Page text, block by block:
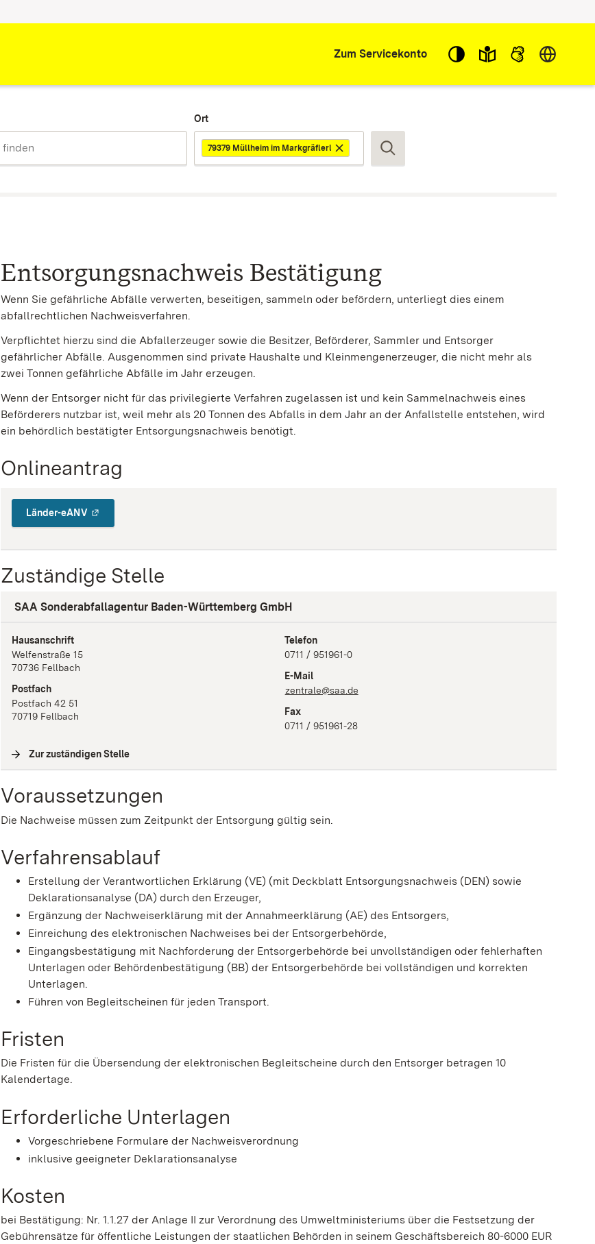
Zum Servicekonto Sprache
Ort
79379 Müllheim im Markgräflerland
Suchen
Entsorgungsnachweis Bestätigung
Wenn Sie gefährliche Abfälle verwerten, beseitigen, sammeln oder befördern, unterliegt dies einem
abfallrechtlichen Nachweisverfahren.
Verpflichtet hierzu sind die Abfallerzeuger sowie die Besitzer, Beförderer, Sammler und Entsorger
gefährlicher Abfälle. Ausgenommen sind private Haushalte und Kleinmengenerzeuger, die nicht mehr als
zwei Tonnen gefährliche Abfälle im Jahr erzeugen.
Wenn der Entsorger nicht für das privilegierte Verfahren zugelassen ist und kein Sammelnachweis eines
Beförderers nutzbar ist, weil mehr als 20 Tonnen des Abfalls in dem Jahr an der Anfallstelle entstehen, wird
ein behördlich bestätigter Entsorgungsnachweis benötigt.
Onlineantrag
Länder-eANV
Zuständige Stelle
SAA Sonderabfallagentur Baden-Württemberg GmbH
Hausanschrift
Welfenstraße 15
70736 Fellbach
Postfach
Postfach 42 51
70719 Fellbach
Telefon
0711 / 951961-0
E-Mail
zentrale@saa.de
Fax
0711 / 951961-28
Zur zuständigen Stelle
Voraussetzungen
Die Nachweise müssen zum Zeitpunkt der Entsorgung gültig sein.
Verfahrensablauf
Erstellung der Verantwortlichen Erklärung (VE) (mit Deckblatt Entsorgungsnachweis (DEN) sowie
Deklarationsanalyse (DA) durch den Erzeuger,
Ergänzung der Nachweiserklärung mit der Annahmeerklärung (AE) des Entsorgers,
Einreichung des elektronischen Nachweises bei der Entsorgerbehörde,
Eingangsbestätigung mit Nachforderung der Entsorgerbehörde bei unvollständigen oder fehlerhaften
Unterlagen oder Behördenbestätigung (BB) der Entsorgerbehörde bei vollständigen und korrekten
Unterlagen.
Führen von Begleitscheinen für jeden Transport.
Fristen
Die Fristen für die Übersendung der elektronischen Begleitscheine durch den Entsorger betragen 10
Kalendertage.
Erforderliche Unterlagen
Vorgeschriebene Formulare der Nachweisverordnung
inklusive geeigneter Deklarationsanalyse
Kosten
bei Bestätigung: Nr. 1.1.27 der Anlage II zur Verordnung des Umweltministeriums über die Festsetzung der
Gebührensätze für öffentliche Leistungen der staatlichen Behörden in seinem Geschäftsbereich 80-6000 EUR